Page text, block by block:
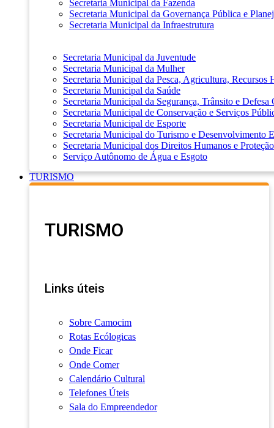
Secretaria Municipal da Fazenda
Secretaria Municipal da Governança Pública e
Secretaria Municipal da Infraestrutura
Secretaria Municipal da Juventude
Secretaria Municipal da Mulher
Secretaria Municipal da Pesca, Agricultura, Recursos
Secretaria Municipal da Saúde
Secretaria Municipal da Segurança, Trânsito e Defesa
Secretaria Municipal de Conservação e Serviços
Secretaria Municipal de Esporte
Secretaria Municipal do Turismo e Desenvolvimento
Secretaria Municipal dos Direitos Humanos e
Serviço Autônomo de Água e Esgoto
TURISMO
TURISMO
Links úteis
Sobre Camocim
Rotas Ecólogicas
Onde Ficar
Onde Comer
Calendário Cultural
Telefones Úteis
Sala do Empreendedor